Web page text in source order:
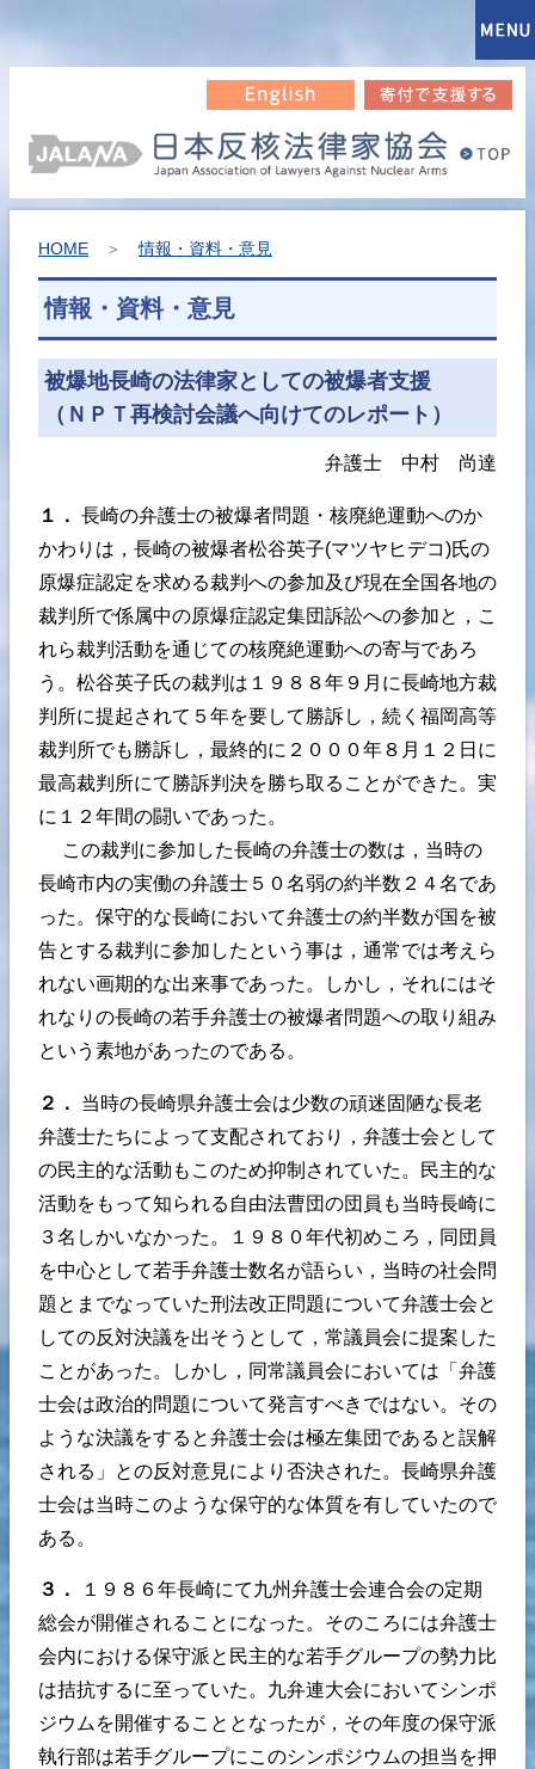
HOME ＞情報・資料・意見
情報・資料・意見
被爆地長崎の法律家としての被爆者支援
（ＮＰＴ再検討会議へ向けてのレポート）
弁護士 中村 尚達
１． 長崎の弁護士の被爆者問題・核廃絶運動へのか
かわりは，長崎の被爆者松谷英子(マツヤヒデコ)氏の
原爆症認定を求める裁判への参加及び現在全国各地の
裁判所で係属中の原爆症認定集団訴訟への参加と，こ
れら裁判活動を通じての核廃絶運動への寄与であろ
う。松谷英子氏の裁判は１９８８年９月に長崎地方裁
判所に提起されて５年を要して勝訴し，続く福岡高等
裁判所でも勝訴し，最終的に２０００年８月１２日に
最高裁判所にて勝訴判決を勝ち取ることができた。実
に１２年間の闘いであった。
この裁判に参加した長崎の弁護士の数は，当時の
長崎市内の実働の弁護士５０名弱の約半数２４名であ
った。保守的な長崎において弁護士の約半数が国を被
告とする裁判に参加したという事は，通常では考えら
れない画期的な出来事であった。しかし，それにはそ
れなりの長崎の若手弁護士の被爆者問題への取り組み
という素地があったのである。
２．
当時の長崎県弁護士会は少数の頑迷固陋な長老
弁護士たちによって支配されており，弁護士会として
の民主的な活動もこのため抑制されていた。民主的な
活動をもって知られる自由法曹団の団員も当時長崎に
３名しかいなかった。１９８０年代初めころ，同団員
を中心として若手弁護士数名が語らい，当時の社会問
題とまでなっていた刑法改正問題について弁護士会と
しての反対決議を出そうとして，常議員会に提案した
ことがあった。しかし，同常議員会においては「弁護
士会は政治的問題について発言すべきではない。その
ような決議をすると弁護士会は極左集団であると誤解
される」との反対意見により否決された。長崎県弁護
士会は当時このような保守的な体質を有していたので
ある。
３．
１９８６年長崎にて九州弁護士会連合会の定期
総会が開催されることになった。そのころには弁護士
会内における保守派と民主的な若手グループの勢力比
は拮抗するに至っていた。九弁連大会においてシンポ
ジウムを開催することとなったが，その年度の保守派
執行部は若手グループにこのシンポジウムの担当を押